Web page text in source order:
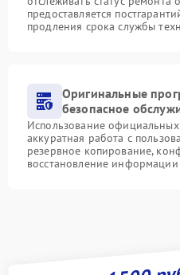
предоставляется
продления срока службы
Оригинальные
безопасное
Использование
аккуратная работа с
резервное копирование,
восстановление